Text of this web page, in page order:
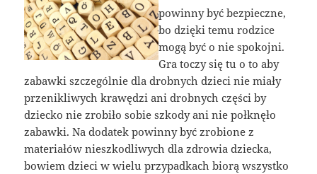
powinny być bezpieczne,
bo dzięki temu rodzice
mogą być o nie spokojni.
Gra toczy się tu o to aby
zabawki szczególnie dla drobnych dzieci nie miały
przenikliwych krawędzi ani drobnych części by
dziecko nie zrobiło sobie szkody ani nie połknęło
zabawki. Na dodatek powinny być zrobione z
materiałów nieszkodliwych dla zdrowia dziecka,
bowiem dzieci w wielu przypadkach biorą wszystko